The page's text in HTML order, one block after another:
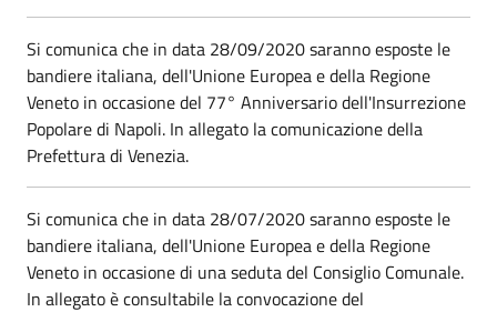
Si comunica che in data 28/09/2020 saranno esposte le
bandiere italiana, dell'Unione Europea e della Regione
Veneto in occasione del 77° Anniversario dell'Insurrezione
Popolare di Napoli. In allegato la comunicazione della
Prefettura di Venezia.
Si comunica che in data 28/07/2020 saranno esposte le
bandiere italiana, dell'Unione Europea e della Regione
Veneto in occasione di una seduta del Consiglio Comunale.
In allegato è consultabile la convocazione del